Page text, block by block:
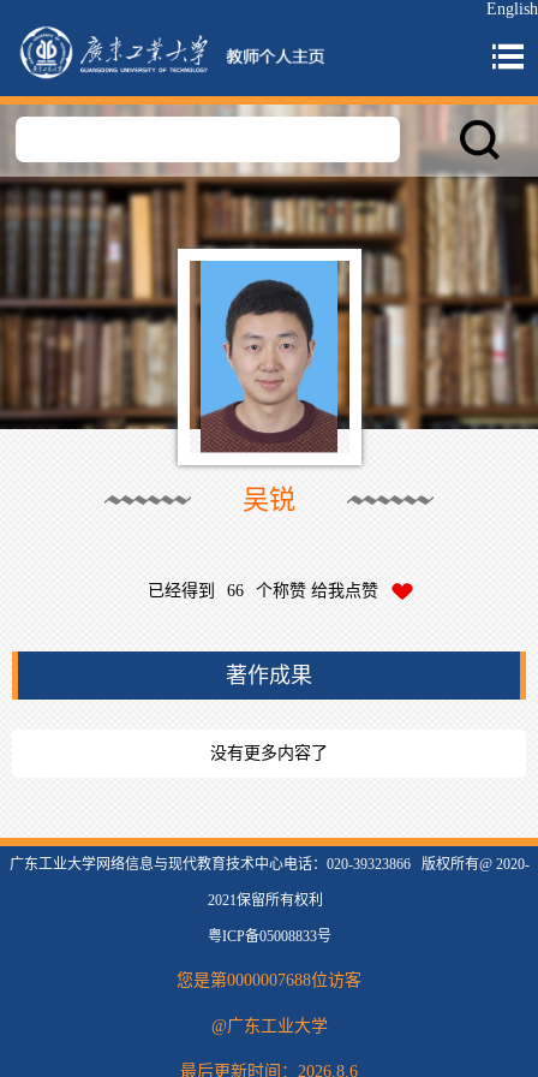
English
吴锐
已经得到 66 个称赞 给我点赞
著作成果
没有更多内容了
广东工业大学网络信息与现代教育技术中心电话：020-39323866 版权所有@ 2020-
2021保留所有权利
粤ICP备05008833号
您是第0000007688位访客
@广东工业大学
最后更新时间： 2026.8.6